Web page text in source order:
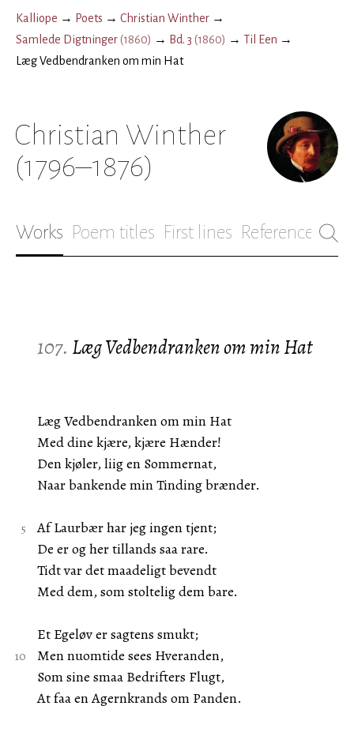
Kalliope → Poets → Christian Winther →
Samlede Digtninger(1860) → Bd. 3 (1860) → Til Een →
Læg Vedbendranken om min Hat
Christian Winther
(1796–1876)
Works Poem titles First lines References
107. Læg Vedbendranken om min Hat
Læg Vedbendranken om min Hat
Med dine kjære, kjære Hænder!
Den kjøler, liig en Sommernat,
Naar bankende min Tinding brænder.
Af Laurbær har jeg ingen tjent;
De er og her tillands saa rare.
Tidt var det maadeligt bevendt
Med dem, som stoltelig dem bare.
Et Egeløv er sagtens smukt;
Men nuomtide sees Hveranden,
Som sine smaa Bedrifters Flugt,
At faa en Agernkrands om Panden.